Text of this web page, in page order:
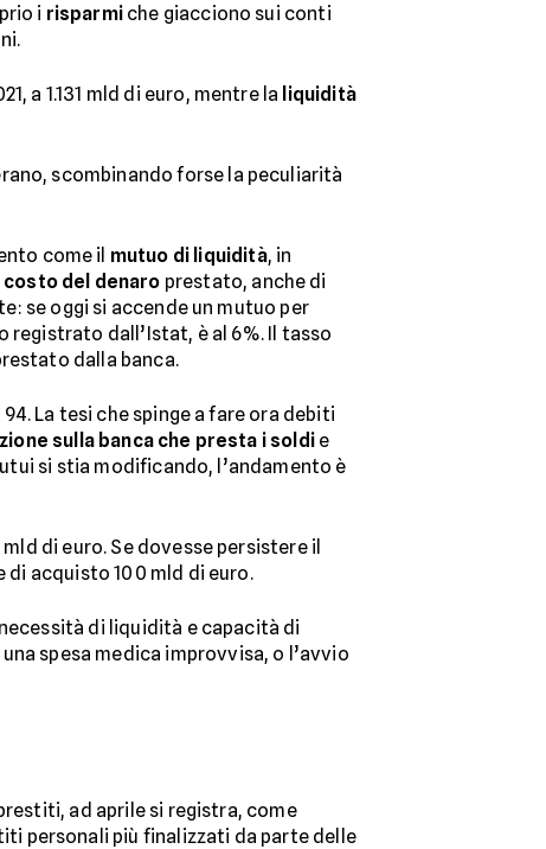
i risparmiche giacciono sui conti
a 1.131 mld di euro, mentre la liquidità
scombinando forse la peculiarità
come il mutuo di liquidità, in
costo del denaro prestato, anche di
se oggi si accende un mutuo per
dall’Istat, è al 6%. Il tasso
dalla banca.
La tesi che spinge a fare ora debiti
sulla banca che presta i soldie
si stia modificando, l’andamento è
di euro. Se dovesse persistere il
acquisto 100 mld di euro.
di liquidità e capacità di
spesa medica improvvisa, o l’avvio
ad aprile si registra, come
personali più finalizzati da parte delle